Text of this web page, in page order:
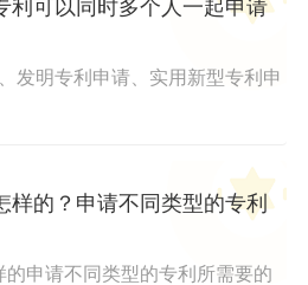
利可以同时多个人一起申请
发明专利申请、实用新型专利申
样的？申请不同类型的专利
申请不同类型的专利所需要的